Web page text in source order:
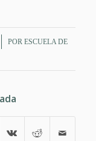
POR ESCUELA DE